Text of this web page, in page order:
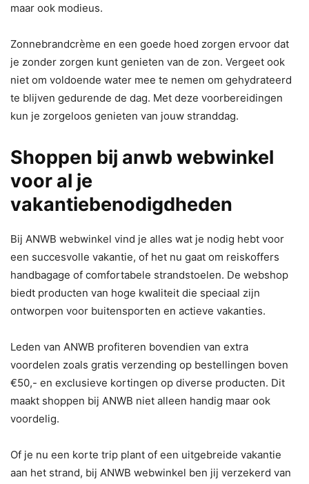
maar ook modieus.
Zonnebrandcrème en een goede hoed zorgen ervoor dat
je zonder zorgen kunt genieten van de zon. Vergeet ook
niet om voldoende water mee te nemen om gehydrateerd
te blijven gedurende de dag. Met deze voorbereidingen
kun je zorgeloos genieten van jouw stranddag.
Shoppen bij anwb webwinkel
voor al je
vakantiebenodigdheden
Bij ANWB webwinkel vind je alles wat je nodig hebt voor
een succesvolle vakantie, of het nu gaat om reiskoffers
handbagage of comfortabele strandstoelen. De webshop
biedt producten van hoge kwaliteit die speciaal zijn
ontworpen voor buitensporten en actieve vakanties.
Leden van ANWB profiteren bovendien van extra
voordelen zoals gratis verzending op bestellingen boven
€50,- en exclusieve kortingen op diverse producten. Dit
maakt shoppen bij ANWB niet alleen handig maar ook
voordelig.
Of je nu een korte trip plant of een uitgebreide vakantie
aan het strand, bij ANWB webwinkel ben jij verzekerd van